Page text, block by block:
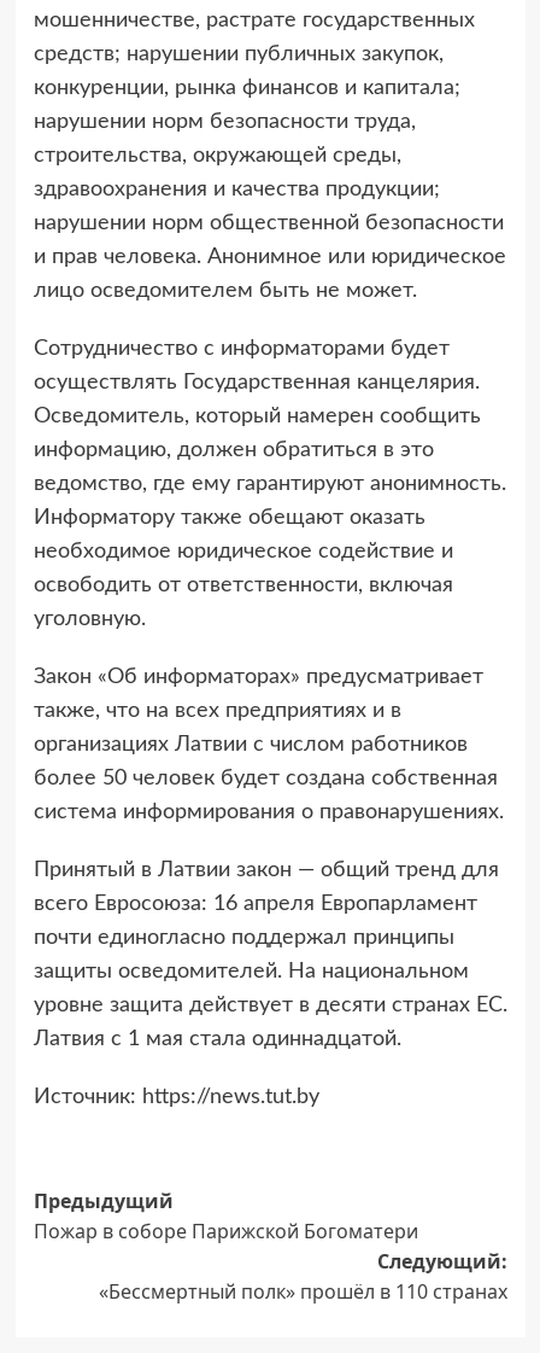
мошенничестве, растрате государственных
средств; нарушении публичных закупок,
конкуренции, рынка финансов и капитала;
нарушении норм безопасности труда,
строительства, окружающей среды,
здравоохранения и качества продукции;
нарушении норм общественной безопасности
и прав человека. Анонимное или юридическое
лицо осведомителем быть не может.
Сотрудничество с информаторами будет
осуществлять Государственная канцелярия.
Осведомитель, который намерен сообщить
информацию, должен обратиться в это
ведомство, где ему гарантируют анонимность.
Информатору также обещают оказать
необходимое юридическое содействие и
освободить от ответственности, включая
уголовную.
Закон «Об информаторах» предусматривает
также, что на всех предприятиях и в
организациях Латвии с числом работников
более 50 человек будет создана собственная
система информирования о правонарушениях.
Принятый в Латвии закон — общий тренд для
всего Евросоюза: 16 апреля Европарламент
почти единогласно поддержал принципы
защиты осведомителей. На национальном
уровне защита действует в десяти странах ЕС.
Латвия с 1 мая стала одиннадцатой.
Источник: https://news.tut.by
Навигация
записи
Предыдущий
Пожар в соборе Парижской Богоматери
Следующий:
«Бессмертный полк» прошёл в 110 странах